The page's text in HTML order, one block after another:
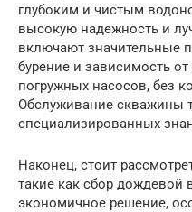
глубоким и чистым
высокую надежность и
включают значительные
бурение и зависимость
погружных насосов, без
Обслуживание скважины
специализированных
Наконец, стоит
такие как сбор дождевой
экономичное решение,